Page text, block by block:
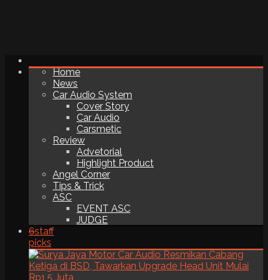
Home
News
Car Audio System
Cover Story
Car Audio
Carsmetic
Review
Advetorial
Highlight Product
Angel Corner
Tips & Trick
ASC
EVENT ASC
JUDGE
6staff
picks